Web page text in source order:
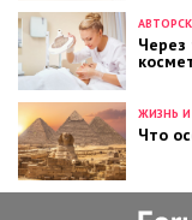
Через
ЖИЗНЬ
Что